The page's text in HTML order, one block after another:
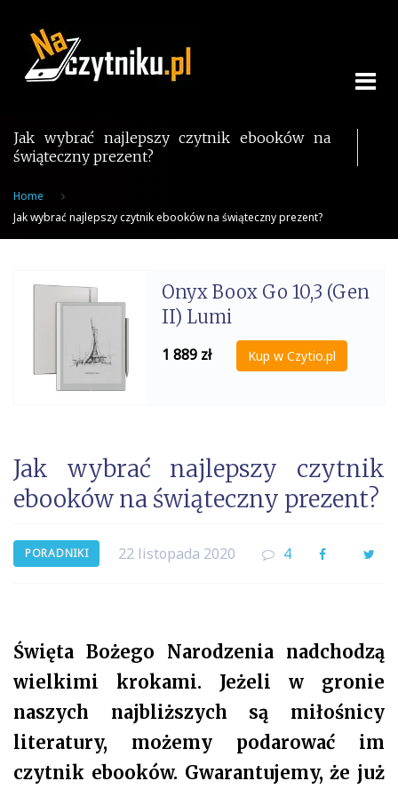
content
Jak wybrać najlepszy czytnik ebooków na
świąteczny prezent?
Home
Jak wybrać najlepszy czytnik ebooków na świąteczny prezent?
Onyx Boox Go 10,3 (Gen
II) Lumi
1 889 zł Kup w Czytio.pl
Jak wybrać najlepszy czytnik
ebooków na świąteczny prezent?
PORADNIKI 22 listopada 2020 4 Facebook
Święta Bożego Narodzenia nadchodzą
wielkimi krokami. Jeżeli w gronie
naszych najbliższych są miłośnicy
literatury, możemy podarować im
czytnik ebooków. Gwarantujemy, że już